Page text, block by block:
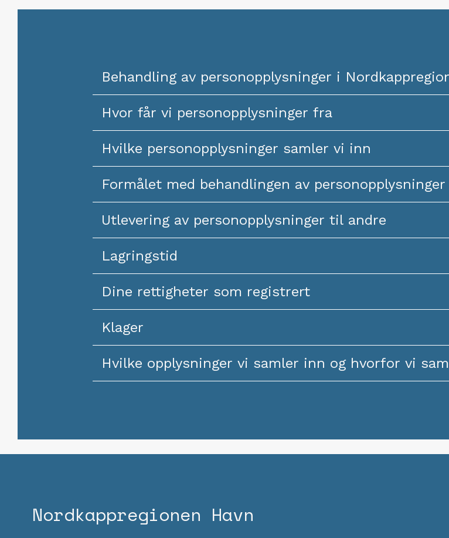
Behandling av personopplysninger i
Hvor får vi personopplysninger fra
Hvilke personopplysninger samler vi inn
Formålet med behandlingen av
Utlevering av personopplysninger til andre
Lagringstid
Dine rettigheter som registrert
Klager
Hvilke opplysninger vi samler inn og hvorfor vi
Nordkapp­regionen Havn